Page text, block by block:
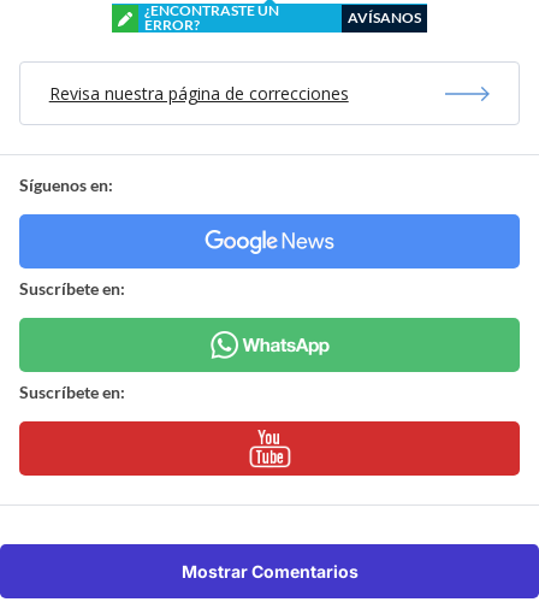
¿ENCONTRASTE UN
ERROR?
AVÍSANOS
Revisa nuestra página de correcciones
Síguenos en:
Suscríbete en:
Suscríbete en:
Mostrar Comentarios